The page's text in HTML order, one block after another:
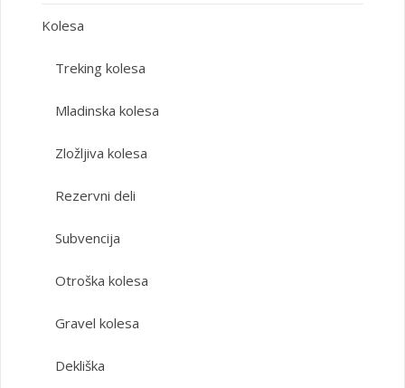
Kolesa
Treking kolesa
Mladinska kolesa
Zložljiva kolesa
Rezervni deli
Subvencija
Otroška kolesa
Gravel kolesa
Dekliška